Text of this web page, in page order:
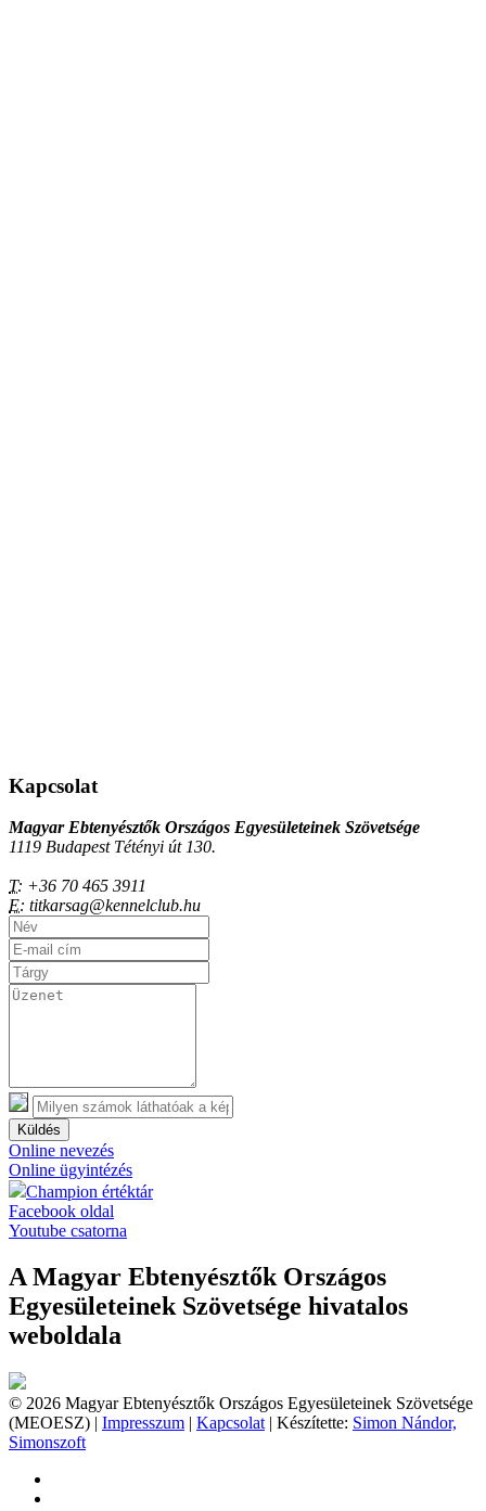
Kapcsolat
Magyar Ebtenyésztők Országos Egyesületeinek Szövetsége
1119 Budapest Tétényi út 130.
T: +36 70 465 3911
E: titkarsag@kennelclub.hu
Küldés
Online nevezés
Online ügyintézés
Champion értéktár
Facebook oldal
Youtube csatorna
A Magyar Ebtenyésztők Országos
Egyesületeinek Szövetsége hivatalos
weboldala
© 2026 Magyar Ebtenyésztők Országos Egyesületeinek Szövetsége
(MEOESZ) | Impresszum | Kapcsolat | Készítette: Simon Nándor,
Simonszoft